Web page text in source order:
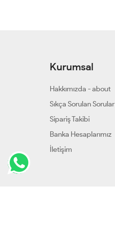
Kurumsal
Hakkımızda - about
Sıkça Sorulan Sorular
Sipariş Takibi
Banka Hesaplarımız
İletişim